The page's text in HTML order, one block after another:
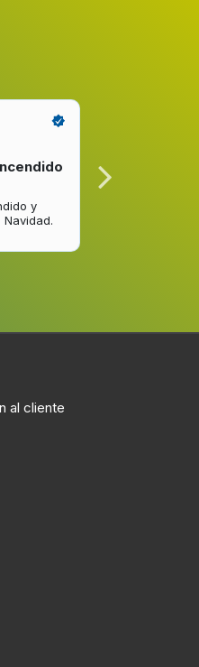
y
venta y…
al cliente